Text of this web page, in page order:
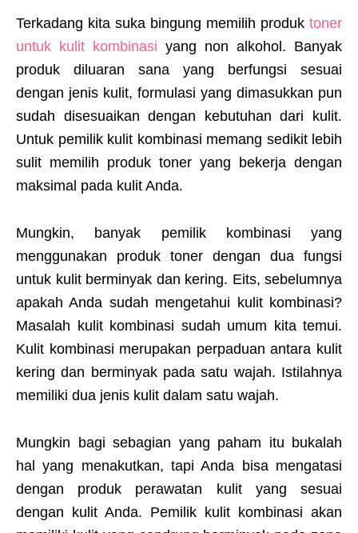
Terkadang kita suka bingung memilih produk toner
untuk kulit kombinasi yang non alkohol. Banyak
produk diluaran sana yang berfungsi sesuai
dengan jenis kulit, formulasi yang dimasukkan pun
sudah disesuaikan dengan kebutuhan dari kulit.
Untuk pemilik kulit kombinasi memang sedikit lebih
sulit memilih produk toner yang bekerja dengan
maksimal pada kulit Anda.
Mungkin, banyak pemilik kombinasi yang
menggunakan produk toner dengan dua fungsi
untuk kulit berminyak dan kering. Eits, sebelumnya
apakah Anda sudah mengetahui kulit kombinasi?
Masalah kulit kombinasi sudah umum kita temui.
Kulit kombinasi merupakan perpaduan antara kulit
kering dan berminyak pada satu wajah. Istilahnya
memiliki dua jenis kulit dalam satu wajah.
Mungkin bagi sebagian yang paham itu bukalah
hal yang menakutkan, tapi Anda bisa mengatasi
dengan produk perawatan kulit yang sesuai
dengan kulit Anda. Pemilik kulit kombinasi akan